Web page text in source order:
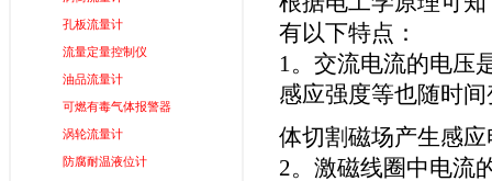
孔板流量计
流量定量控制仪
油品流量计
可燃有毒气体报警器
涡轮流量计
防腐耐温液位计
有以下特点：
1。交流电流的电压
感应强度等也随时
体切割磁场产生感
2。激磁线圈中电流